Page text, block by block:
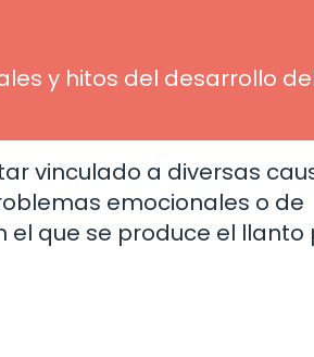
y hitos del desarrollo
vinculado a diversas
emocionales o de
que se produce el llanto